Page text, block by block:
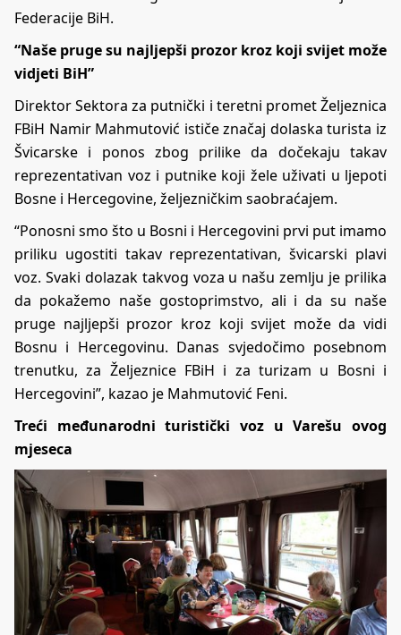
Federacije BiH.
“Naše pruge su najljepši prozor kroz koji svijet može
vidjeti BiH”
Direktor Sektora za putnički i teretni promet Željeznica
FBiH Namir Mahmutović ističe značaj dolaska turista iz
Švicarske i ponos zbog prilike da dočekaju takav
reprezentativan voz i putnike koji žele uživati u ljepoti
Bosne i Hercegovine, željezničkim saobraćajem.
“Ponosni smo što u Bosni i Hercegovini prvi put imamo
priliku ugostiti takav reprezentativan, švicarski plavi
voz. Svaki dolazak takvog voza u našu zemlju je prilika
da pokažemo naše gostoprimstvo, ali i da su naše
pruge najljepši prozor kroz koji svijet može da vidi
Bosnu i Hercegovinu. Danas svjedočimo posebnom
trenutku, za Željeznice FBiH i za turizam u Bosni i
Hercegovini”, kazao je Mahmutović Feni.
Treći međunarodni turistički voz u Varešu ovog
mjeseca